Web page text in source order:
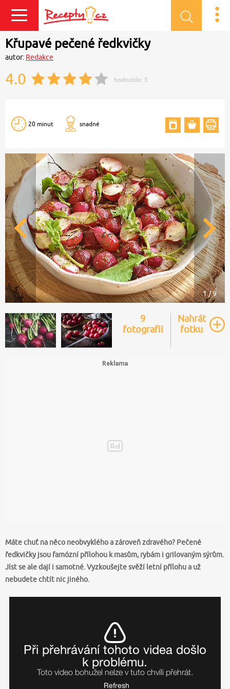
Přihlásit se
Křupavé pečené ředkvičky
autor: Redakce
4.0 hodnotilo: 5
20 minut snadné
1 / 9
9
fotografií
Nahrát
fotku
Máte chuť na něco neobvyklého a zároveň zdravého? Pečené
ředkvičky jsou famózní přílohou k masům, rybám i grilovaným sýrům.
Jíst se ale dají i samotné. Vyzkoušejte svěží letní přílohu a už
nebudete chtít nic jiného.